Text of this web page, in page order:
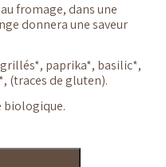
fromage, dans une
donnera une saveur
paprika*, basilic*,
(traces degluten).
biologique.